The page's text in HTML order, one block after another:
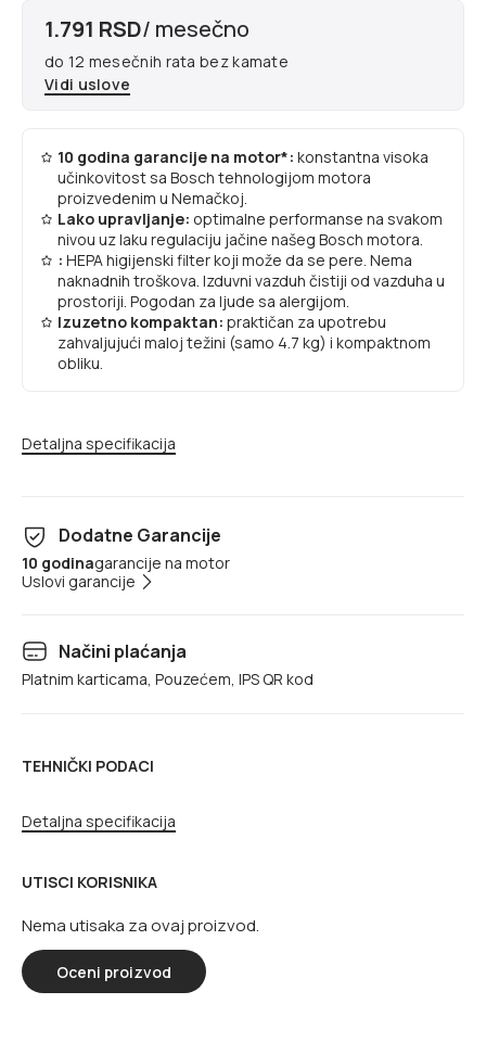
1.791 RSD/ mesečno
do 12 mesečnih rata bez kamate
Vidi uslove
10 godina garancije na motor*: konstantna visoka
učinkovitost sa Bosch tehnologijom motora
proizvedenim u Nemačkoj.
Lako upravljanje: optimalne performanse na svakom
nivou uz laku regulaciju jačine našeg Bosch motora.
: HEPA higijenski filter koji može da se pere. Nema
naknadnih troškova. Izduvni vazduh čistiji od vazduha u
prostoriji. Pogodan za ljude sa alergijom.
Izuzetno kompaktan: praktičan za upotrebu
zahvaljujući maloj težini (samo 4.7 kg) i kompaktnom
obliku.
Detaljna specifikacija
Dodatne Garancije
10 godinagarancije na motor
Uslovi garancije
Načini plaćanja
Platnim karticama, Pouzećem, IPS QR kod
TEHNIČKI PODACI
Detaljna specifikacija
UTISCI KORISNIKA
Nema utisaka za ovaj proizvod.
Oceni proizvod